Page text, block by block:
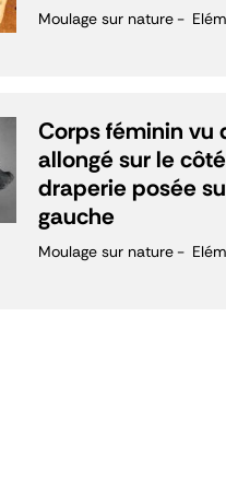
Moulage sur nature
Corps féminin vu
allongé sur le côté
draperie posée
gauche
Moulage sur nature